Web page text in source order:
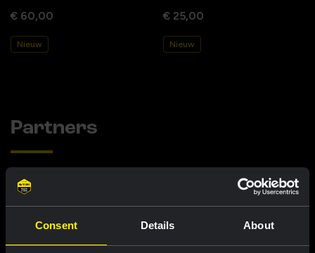
Consent Details About
€ 60,00
Nieuw
€ 25,00
Nieuw
Partners